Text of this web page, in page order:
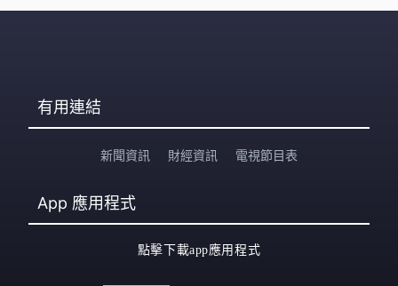
有用連結
新聞資訊 財經資訊 電視節目表
App 應用程式
點擊下載app應用程式